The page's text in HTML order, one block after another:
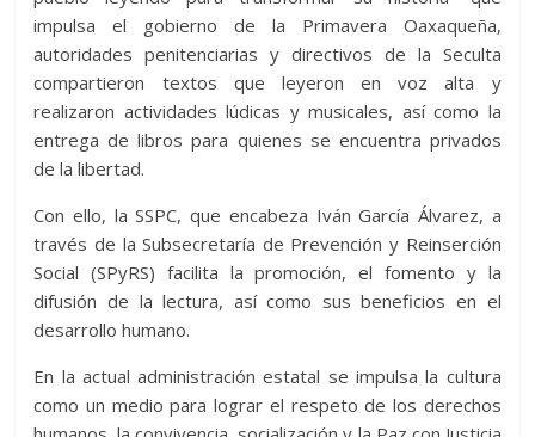
impulsa el gobierno de la Primavera Oaxaqueña,
autoridades penitenciarias y directivos de la Seculta
compartieron textos que leyeron en voz alta y
realizaron actividades lúdicas y musicales, así como la
entrega de libros para quienes se encuentra privados
de la libertad.
Con ello, la SSPC, que encabeza Iván García Álvarez, a
través de la Subsecretaría de Prevención y Reinserción
Social (SPyRS) facilita la promoción, el fomento y la
difusión de la lectura, así como sus beneficios en el
desarrollo humano.
En la actual administración estatal se impulsa la cultura
como un medio para lograr el respeto de los derechos